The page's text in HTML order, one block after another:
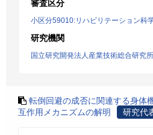
審査区分
小区分59010:リハビリテーション科
研究機関
国立研究開発法人産業技術総合研究所
転倒回避の成否に関連する身体
互作用メカニズムの解明
研究代